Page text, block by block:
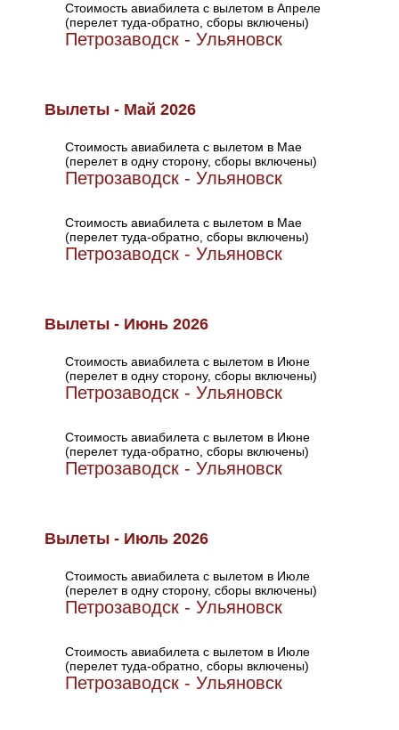
Стоимость авиабилета с вылетом в Апреле
(перелет туда-обратно, сборы включены)
Петрозаводск - Ульяновск
Вылеты - Май 2026
Стоимость авиабилета с вылетом в Мае
(перелет в одну сторону, сборы включены)
Петрозаводск - Ульяновск
Стоимость авиабилета с вылетом в Мае
(перелет туда-обратно, сборы включены)
Петрозаводск - Ульяновск
Вылеты - Июнь 2026
Стоимость авиабилета с вылетом в Июне
(перелет в одну сторону, сборы включены)
Петрозаводск - Ульяновск
Стоимость авиабилета с вылетом в Июне
(перелет туда-обратно, сборы включены)
Петрозаводск - Ульяновск
Вылеты - Июль 2026
Стоимость авиабилета с вылетом в Июле
(перелет в одну сторону, сборы включены)
Петрозаводск - Ульяновск
Стоимость авиабилета с вылетом в Июле
(перелет туда-обратно, сборы включены)
Петрозаводск - Ульяновск